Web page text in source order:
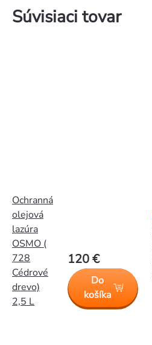
Súvisiaci tovar
Ochranná
olejová
lazúra
OSMO (
728
Cédrové
drevo)
2,5 L
120 €
Do
košíka